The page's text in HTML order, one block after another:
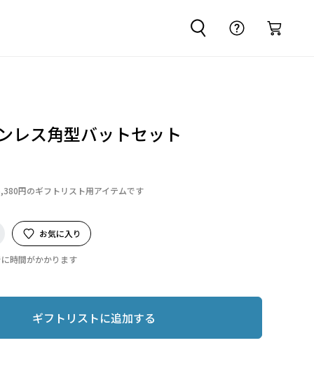
レス角型バットセット
円のギフトリスト用アイテムです
お気に入り
時間がかかります
ギフトリストに追加する